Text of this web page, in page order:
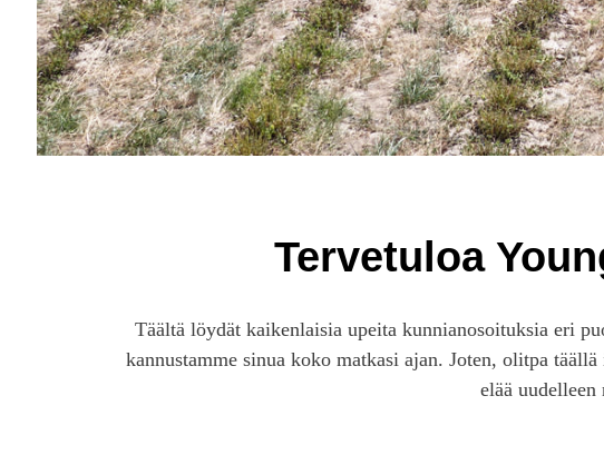
Tervetuloa
Täältä löydät kaikenlaisia upeita kunnianosoituksia eri
kannustamme sinua koko matkasi ajan. Joten, olitpa
elää